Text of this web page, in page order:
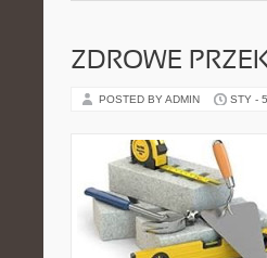
ZDROWE
POSTED BY ADMIN STY -